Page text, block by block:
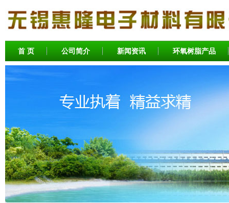
首 页 公司简介 新闻资讯 环氧树脂产品